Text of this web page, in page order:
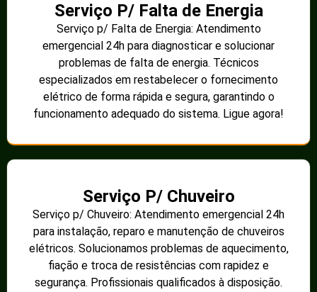
Serviço P/ Falta de Energia
Serviço p/ Falta de Energia: Atendimento
emergencial 24h para diagnosticar e solucionar
problemas de falta de energia. Técnicos
especializados em restabelecer o fornecimento
elétrico de forma rápida e segura, garantindo o
funcionamento adequado do sistema. Ligue agora!
Serviço P/ Chuveiro
Serviço p/ Chuveiro: Atendimento emergencial 24h
para instalação, reparo e manutenção de chuveiros
elétricos. Solucionamos problemas de aquecimento,
fiação e troca de resistências com rapidez e
segurança. Profissionais qualificados à disposição.